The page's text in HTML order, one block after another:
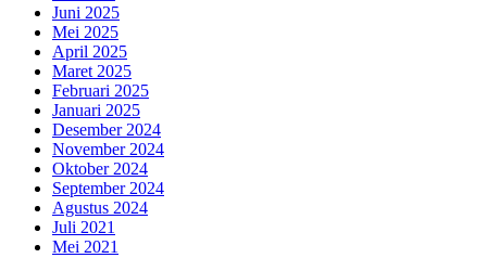
Juni 2025
Mei 2025
April 2025
Maret 2025
Februari 2025
Januari 2025
Desember 2024
November 2024
Oktober 2024
September 2024
Agustus 2024
Juli 2021
Mei 2021